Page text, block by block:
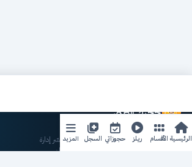
الرئيسية الأقسام ريلز حجوزاتي السجل المزيد
حجزك الطبي
لمستقبل طبي أفضل
منصة رقمية متكاملة تربط المرضى بأطبائهم، وتُيسّر إدارة
المواعيد والسجلات الطبية بكل سهولة وأمان.